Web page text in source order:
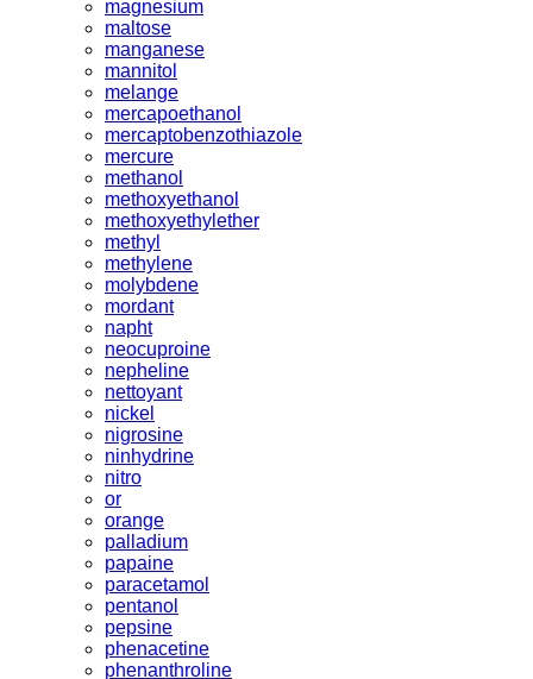
magnesium
maltose
manganese
mannitol
melange
mercapoethanol
mercaptobenzothiazole
mercure
methanol
methoxyethanol
methoxyethylether
methyl
methylene
molybdene
mordant
napht
neocuproine
nepheline
nettoyant
nickel
nigrosine
ninhydrine
nitro
or
orange
palladium
papaine
paracetamol
pentanol
pepsine
phenacetine
phenanthroline